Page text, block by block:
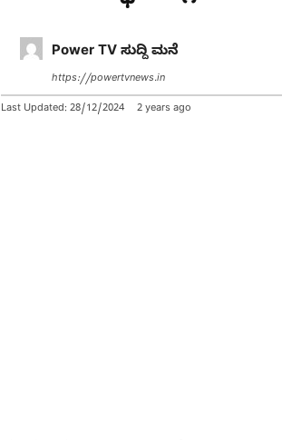
Power TV ಸುದ್ದಿ ಮನೆ
https://powertvnews.in
Last Updated: 28/12/2024 2 years ago